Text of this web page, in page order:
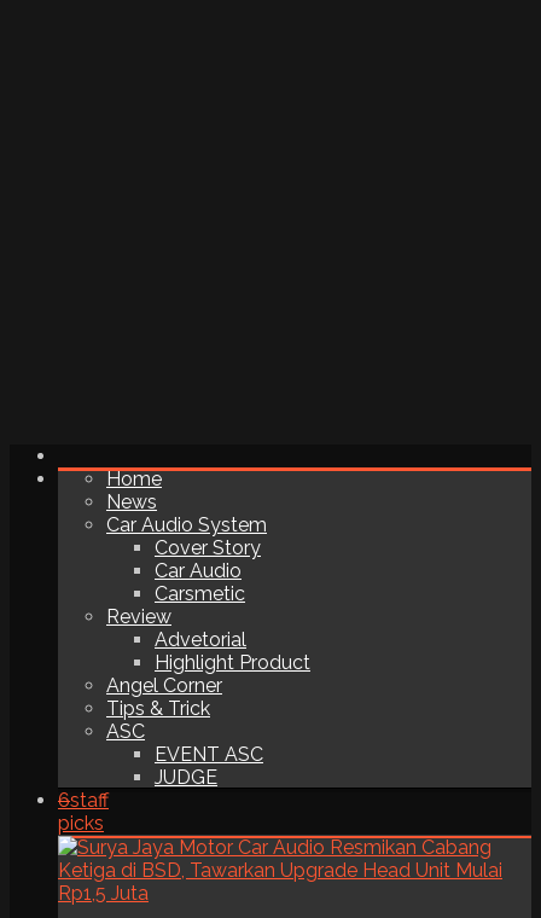
Home
News
Car Audio System
Cover Story
Car Audio
Carsmetic
Review
Advetorial
Highlight Product
Angel Corner
Tips & Trick
ASC
EVENT ASC
JUDGE
6staff
picks